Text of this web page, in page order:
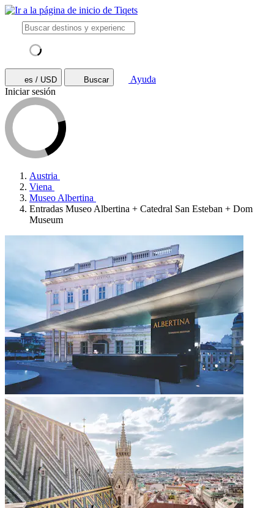
es / USD Buscar
Ayuda
Iniciar sesión
Austria
Viena
Museo Albertina
Entradas Museo Albertina + Catedral San Esteban + Dom
Museum